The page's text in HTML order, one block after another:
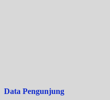
Data Pengunjung